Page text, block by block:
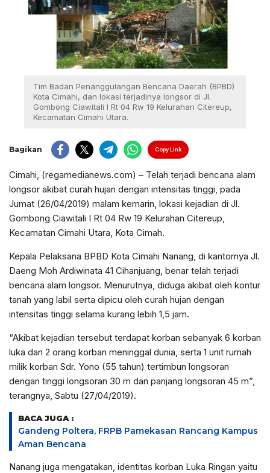
Tim Badan Penanggulangan Bencana Daerah (BPBD)
Kota Cimahi, dan lokasi terjadinya longsor di Jl.
Gombong Ciawitali I Rt 04 Rw 19 Kelurahan Citereup,
Kecamatan Cimahi Utara.
Bagikan Copy Link
Cimahi, (regamedianews.com) – Telah terjadi bencana alam
longsor akibat curah hujan dengan intensitas tinggi, pada
Jumat (26/04/2019) malam kemarin, lokasi kejadian di Jl.
Gombong Ciawitali I Rt 04 Rw 19 Kelurahan Citereup,
Kecamatan Cimahi Utara, Kota Cimah.
Kepala Pelaksana BPBD Kota Cimahi Nanang, di kantornya Jl.
Daeng Moh Ardiwinata 41 Cihanjuang, benar telah terjadi
bencana alam longsor. Menurutnya, diduga akibat oleh kontur
tanah yang labil serta dipicu oleh curah hujan dengan
intensitas tinggi selama kurang lebih 1,5 jam.
“Akibat kejadian tersebut terdapat korban sebanyak 6 korban
luka dan 2 orang korban meninggal dunia, serta 1 unit rumah
milik korban Sdr. Yono (55 tahun) tertimbun longsoran
dengan tinggi longsoran 30 m dan panjang longsoran 45 m”,
terangnya, Sabtu (27/04/2019).
BACA JUGA :
Gandeng Poltera, FRPB Pamekasan Rancang Kampus
Aman Bencana
Nanang juga mengatakan, identitas korban Luka Ringan yaitu